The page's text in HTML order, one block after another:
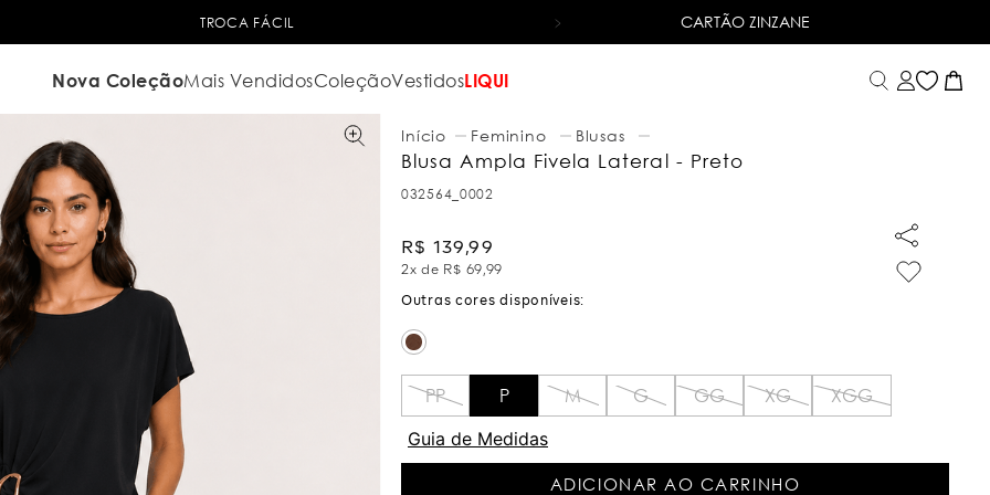
TROCA FÁCIL 6X SEM JUROSNO CARTÃO DE CRÉDITO
CARTÃO ZINZANE
Nova ColeçãoMais VendidosColeçãoVestidosLIQUI
Feminino Blusas
Blusa Ampla Fivela Lateral - Preto
032564_0002
R$ 139,99
2x de R$ 69,99
PP P M G GG XG
XGG
Guia de Medidas
ADICIONAR AO CARRINHO